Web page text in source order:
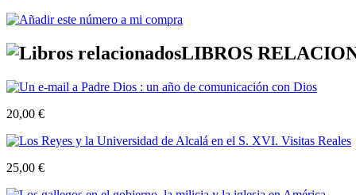
LIBROS
20,00 €
25,00 €